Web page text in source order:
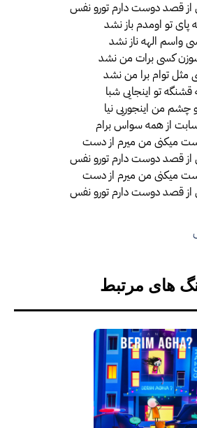
از قصد دوست دارم تورو نفس
پای تو اومدم باز نشد
واسم الهه ناز نشد
کسی برات من نشد
مثل توام برا من نشد
تو اینجایی شبا
چشم من اینجوریی نیا
از همه سواس برام
میکنی من میرم از دست
از قصد دوست دارم تورو نفس
میکنی من میرم از دست
از قصد دوست دارم تورو نفس
های مرتبط